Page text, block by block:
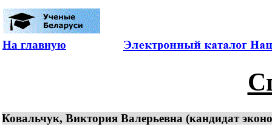
На главную
Ковальчук, Виктория Валерьевна (кандидат